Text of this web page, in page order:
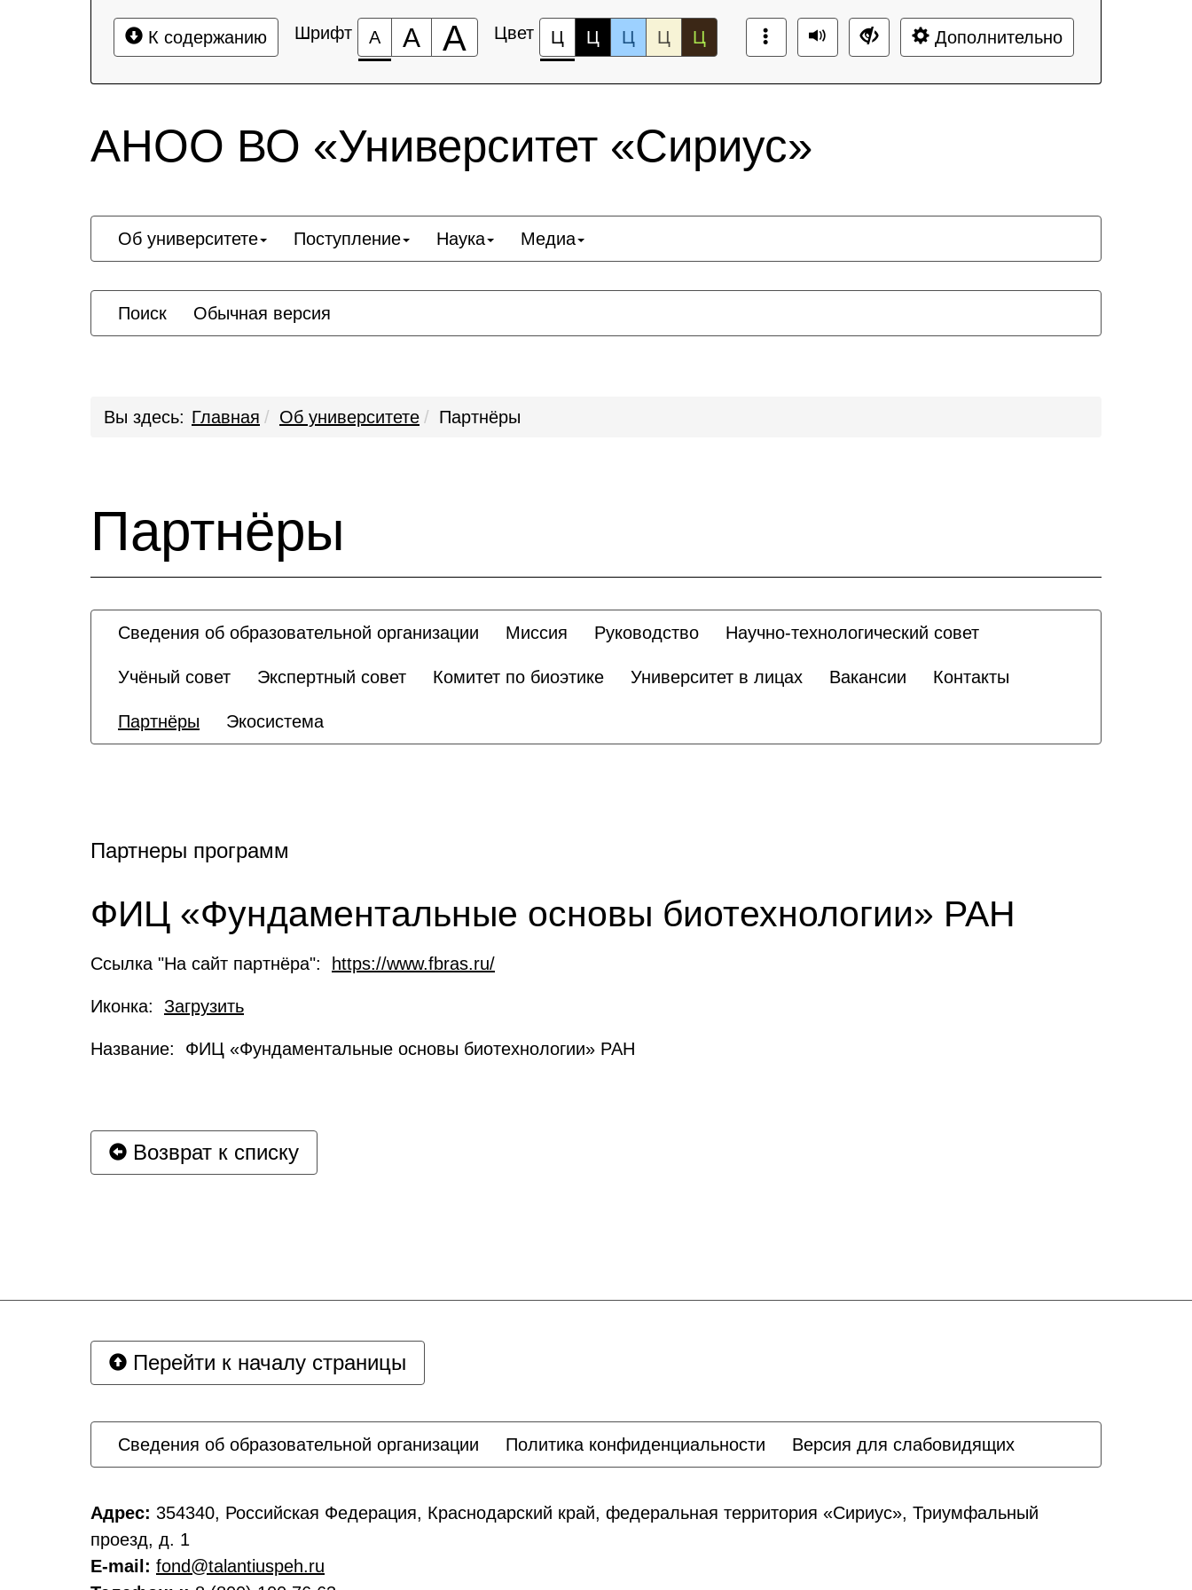
К содержанию Шрифт А А А Цвет Ц Ц Ц Ц Ц Дополнительно
АНОО ВО «Университет «Сириус»
Об университете Поступление Наука Медиа
Поиск Обычная версия
Вы здесь: Главная Об университете Партнёры
Партнёры
Сведения об образовательной организации Миссия Руководство Научно-технологический совет
Учёный совет Экспертный совет Комитет по биоэтике Университет в лицах Вакансии Контакты
Партнёры Экосистема
Партнеры программ
ФИЦ «Фундаментальные основы биотехнологии» РАН
Ссылка "На сайт партнёра": https://www.fbras.ru/
Иконка: Загрузить
Название: ФИЦ «Фундаментальные основы биотехнологии» РАН
Возврат к списку
Перейти к началу страницы
Сведения об образовательной организации Политика конфиденциальности Версия для слабовидящих
Адрес: 354340, Российская Федерация, Краснодарский край, федеральная территория «Сириус», Триумфальный
проезд, д. 1
E-mail: fond@talantiuspeh.ru